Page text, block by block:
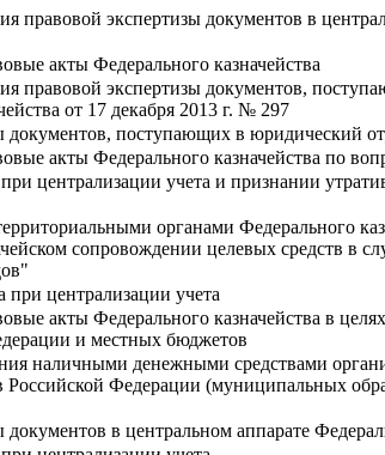
правовой экспертизы документов в
акты Федерального казначейства
правовой экспертизы документов,
от 17 декабря 2013 г. № 297
поступающих в юридический
акты Федерального казначейства по
централизации учета и признании
органами Федерального
сопровождении целевых средств
централизации учета
акты Федерального казначейства в
и местных бюджетов
наличными денежными средствами
Российской Федерации (муниципальных
в центральном аппарате